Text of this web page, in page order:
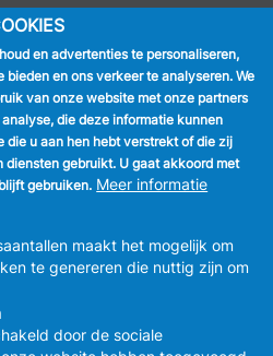
ONS
en advertenties te personaliseren,
en ons verkeer te analyseren. We
van onze website met onze partners
die deze informatie kunnen
die u aan hen hebt verstrekt of die zij
diensten gebruikt. U gaat akkoord met
gebruiken. Meer informatie
maakt het mogelijk om
te genereren die nuttig zijn om
door de sociale